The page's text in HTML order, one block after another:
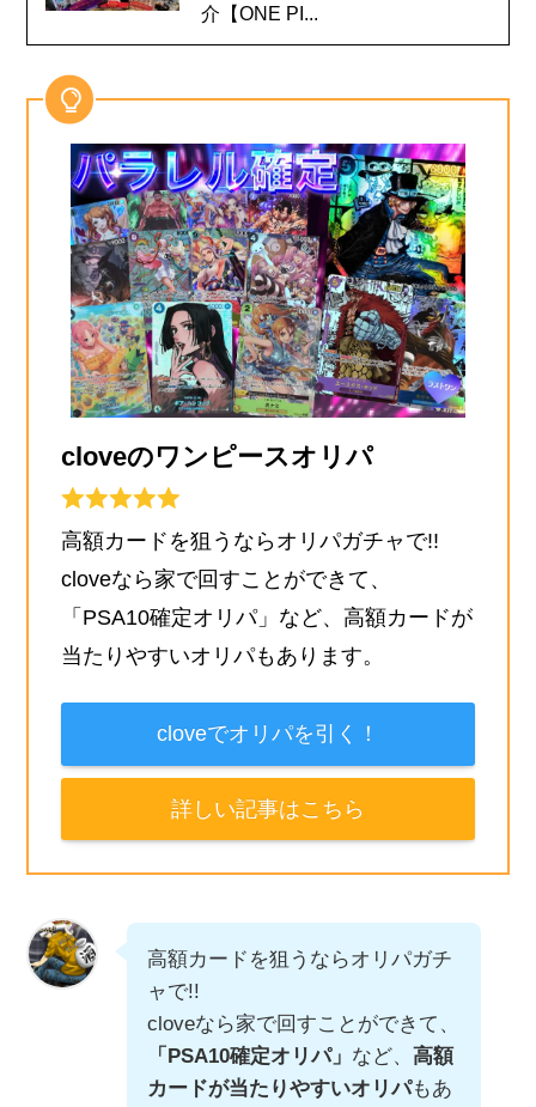
介【ONE PI...
cloveのワンピースオリパ
高額カードを狙うならオリパガチャで!!
cloveなら家で回すことができて、
「PSA10確定オリパ」など、高額カードが
当たりやすいオリパもあります。
cloveでオリパを引く！
詳しい記事はこちら
高額カードを狙うならオリパガチ
ャで!!
cloveなら家で回すことができて、
「PSA10確定オリパ」 など、高額
カードが当たりやすいオリパもあ